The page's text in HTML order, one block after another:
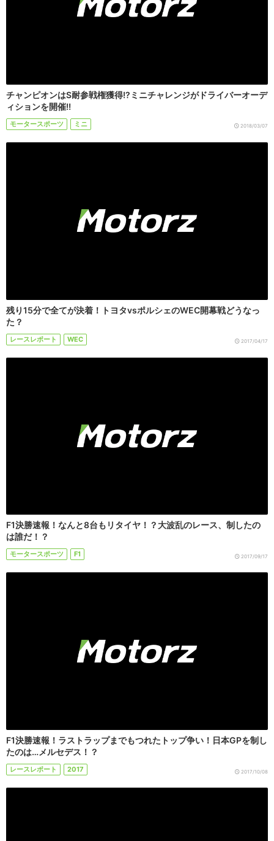
チャンピオンはS耐参戦権獲得!?ミニチャレンジがドライバーオーデ
ィションを開催!!
モータースポーツ ミニ 2018/03/07
残り15分で全てが決着！トヨタvsポルシェのWEC開幕戦どうなっ
た？
レースレポート WEC 2017/04/17
F1決勝速報！なんと8台もリタイヤ！？大波乱のレース、制したの
は誰だ！？
モータースポーツ F1 2017/09/17
F1決勝速報！ラストラップまでもつれたトップ争い！日本GPを制し
たのは…メルセデス！？
レースレポート 2017 2017/10/08